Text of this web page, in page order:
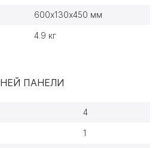
600х130х450 мм
4.9 кг
ПАНЕЛИ
4
1